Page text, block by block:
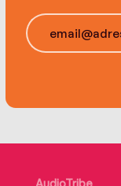
AudioTribe